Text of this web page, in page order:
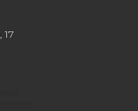
на Whatsapp